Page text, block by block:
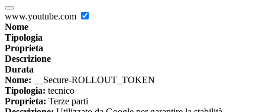
www.youtube.com
Nome
Tipologia
Proprieta
Descrizione
Durata
Nome: __Secure-ROLLOUT_TOKEN
Tipologia: tecnico
Proprieta: Terze parti